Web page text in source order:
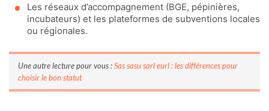
Les réseaux d’accompagnement (BGE, pépinières,
incubateurs) et les plateformes de subventions locales
ou régionales.
Une autre lecture pour vous :Sas sasu sarl eurl : les différences pour
choisir le bon statut